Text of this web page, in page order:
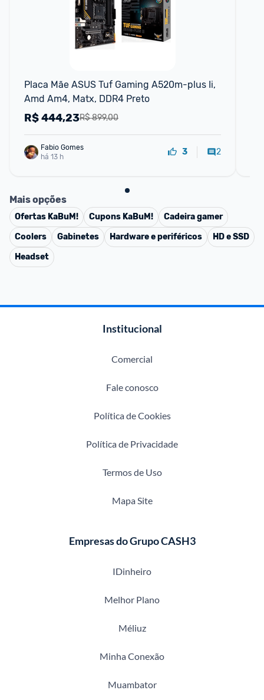
Placa Mãe ASUS Tuf Gaming A520m-plus Ii,
Amd Am4, Matx, DDR4 Preto
R$ 899,00
R$444,23
Fabio Gomes
há 13 h
3 2
Mais opções
Ofertas KaBuM! Cupons KaBuM!
Cadeira gamer
Coolers
Gabinetes Hardware e periféricos
HD e SSD
Headset
Institucional
Comercial
Fale conosco
Política de Cookies
Política de Privacidade
Termos de Uso
Mapa Site
Empresas do Grupo CASH3
IDinheiro
Melhor Plano
Méliuz
Minha Conexão
Muambator